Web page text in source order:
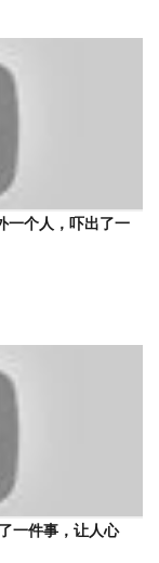
一个人，吓出了一
一件事，让人心